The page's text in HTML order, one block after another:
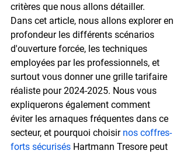
critères que nous allons détailler.
Dans cet article, nous allons explorer en
profondeur les différents scénarios
d'ouverture forcée, les techniques
employées par les professionnels, et
surtout vous donner une grille tarifaire
réaliste pour 2024-2025. Nous vous
expliquerons également comment
éviter les arnaques fréquentes dans ce
secteur, et pourquoi choisir nos coffres-
forts sécurisés Hartmann Tresore peut